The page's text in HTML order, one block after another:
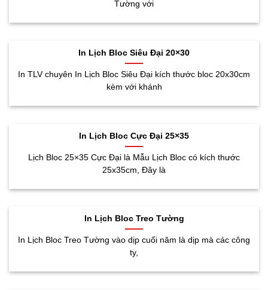
Tường với
In Lịch Bloc Siêu Đại 20×30
In TLV chuyên In Lịch Bloc Siêu Đại kích thước bloc 20x30cm
kèm với khánh
In Lịch Bloc Cực Đại 25×35
Lịch Bloc 25×35 Cực Đại là Mẫu Lịch Bloc có kích thước
25x35cm, Đây là
In Lịch Bloc Treo Tường
In Lịch Bloc Treo Tường vào dịp cuối năm là dịp mà các công
ty,